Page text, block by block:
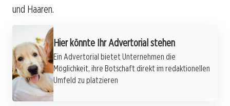
und Haaren.
Hier könnte Ihr Advertorial stehen
Ein Advertorial bietet Unternehmen die
Möglichkeit, ihre Botschaft direkt im redaktionellen
Umfeld zu platzieren